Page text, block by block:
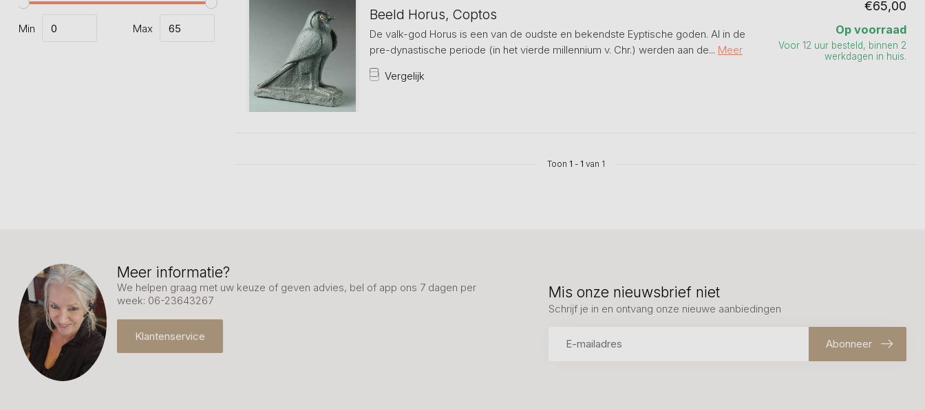
Min Max
Beeld Horus, Coptos
De valk-god Horus is een van de oudste en bekendste Eyptische goden. Al in de
pre-dynastische periode (in het vierde millennium v. Chr.) werden aan de... Meer
Vergelijk
€65,00
Op voorraad
Voor 12 uur besteld, binnen 2
werkdagen in huis.
Toon 1 - 1 van 1
Meer informatie?
We helpen graag met uw keuze of geven advies, bel of app ons 7 dagen per
week: 06-23643267
Klantenservice
Mis onze nieuwsbrief niet
Schrijf je in en ontvang onze nieuwe aanbiedingen
Abonneer